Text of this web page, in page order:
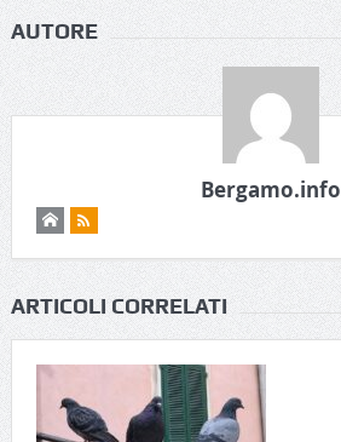
AUTORE
Bergamo.info
ARTICOLI CORRELATI